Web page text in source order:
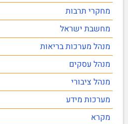
מחקרי תרבות
מחשבת ישראל
מנהל מערכות בריאות
מנהל עסקים
מנהל ציבורי
מערכות מידע
מקרא